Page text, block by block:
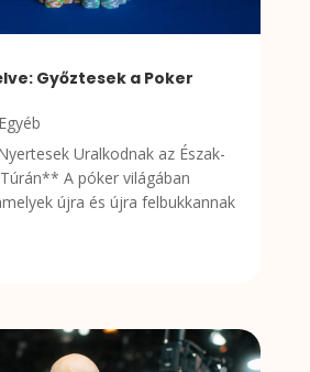
Győztesek a Poker
Egyéb
Uralkodnak az Észak-
A póker világában
újra és újra felbukkannak